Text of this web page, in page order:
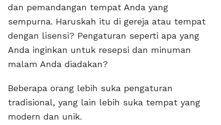
dan pemandangan tempat Anda yang
sempurna. Haruskah itu di gereja atau tempat
dengan lisensi? Pengaturan seperti apa yang
Anda inginkan untuk resepsi dan minuman
malam Anda diadakan?
Beberapa orang lebih suka pengaturan
tradisional, yang lain lebih suka tempat yang
modern dan unik.